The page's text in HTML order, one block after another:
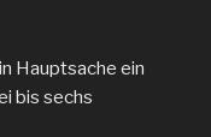
Hauptsache ein
bis sechs